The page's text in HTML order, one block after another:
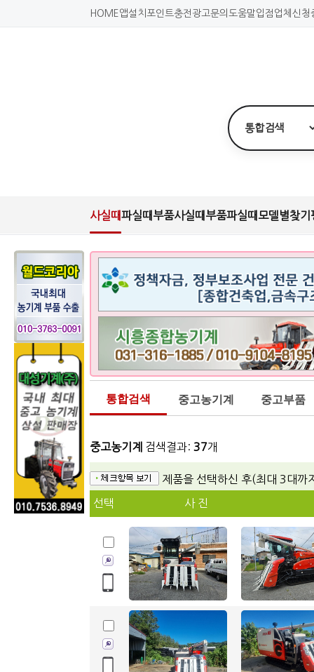
HOME 앱설치 포인트충전 광고문의 도움말입점업체신청
사실때파실때 부품사실때 부품파실때 모델별찾기
통합검색 중고농기계 중고부품
중고농기계 검색결과: 37개
제품을 선택하신 후(최대 3대까
선택 사 진